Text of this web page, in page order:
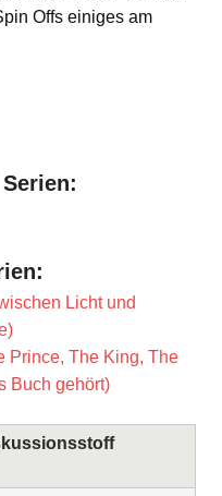
Offs einiges am
Licht und
Prince, The King, The
Buch gehört)